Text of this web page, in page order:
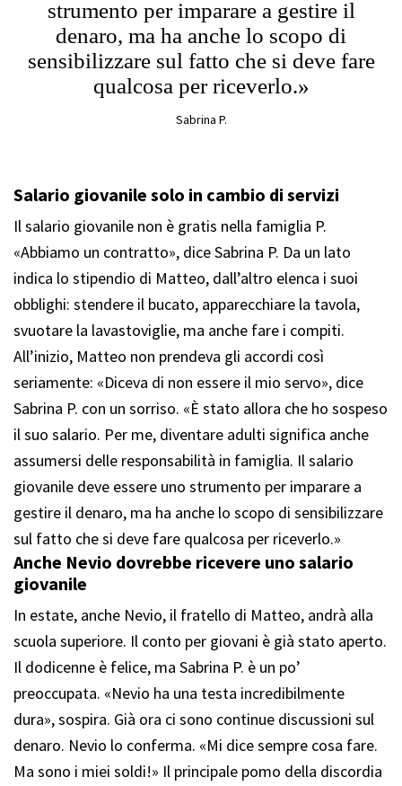
strumento per imparare a gestire il
denaro, ma ha anche lo scopo di
sensibilizzare sul fatto che si deve fare
qualcosa per riceverlo.»
Sabrina P.
Salario giovanile solo in cambio di servizi
Il salario giovanile non è gratis nella famiglia P.
«Abbiamo un contratto», dice Sabrina P. Da un lato
indica lo stipendio di Matteo, dall’altro elenca i suoi
obblighi: stendere il bucato, apparecchiare la tavola,
svuotare la lavastoviglie, ma anche fare i compiti.
All’inizio, Matteo non prendeva gli accordi così
seriamente: «Diceva di non essere il mio servo», dice
Sabrina P. con un sorriso. «È stato allora che ho sospeso
il suo salario. Per me, diventare adulti significa anche
assumersi delle responsabilità in famiglia. Il salario
giovanile deve essere uno strumento per imparare a
gestire il denaro, ma ha anche lo scopo di sensibilizzare
sul fatto che si deve fare qualcosa per riceverlo.»
Anche Nevio dovrebbe ricevere uno salario
giovanile
In estate, anche Nevio, il fratello di Matteo, andrà alla
scuola superiore. Il conto per giovani è già stato aperto.
Il dodicenne è felice, ma Sabrina P. è un po’
preoccupata. «Nevio ha una testa incredibilmente
dura», sospira. Già ora ci sono continue discussioni sul
denaro. Nevio lo conferma. «Mi dice sempre cosa fare.
Ma sono i miei soldi!» Il principale pomo della discordia